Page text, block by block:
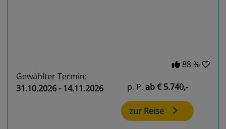
88 %
Gewählter Termin:
31.10.2026 - 14.11.2026
p. P. ab€ 5.740,-
zur Reise